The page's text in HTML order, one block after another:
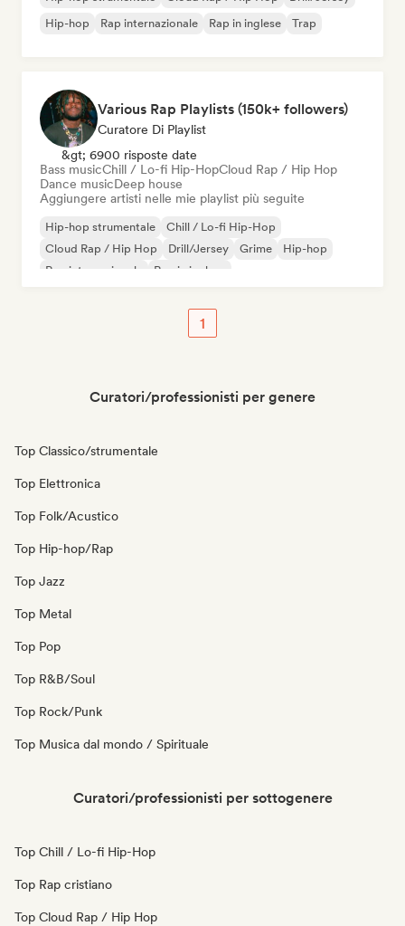
Hip-hop
Rap internazionale Rap in inglese Trap
Various Rap Playlists (150k+ followers)
Curatore Di Playlist
&gt; 6900 risposte date
Bass musicChill / Lo-fi Hip-HopCloud Rap / Hip Hop
Dance musicDeep house
Aggiungere artisti nelle mie playlist più seguite
Hip-hop strumentale
Chill / Lo-fi Hip-Hop
Cloud Rap / Hip Hop
Drill/Jersey Grime
Hip-hop
Rap internazionale
Rap in inglese
1
Curatori/professionisti per genere
Top Classico/strumentale
Top Elettronica
Top Folk/Acustico
Top Hip-hop/Rap
Top Jazz
Top Metal
Top Pop
Top R&B/Soul
Top Rock/Punk
Top Musica dal mondo / Spirituale
Curatori/professionisti per sottogenere
Top Chill / Lo-fi Hip-Hop
Top Rap cristiano
Top Cloud Rap / Hip Hop